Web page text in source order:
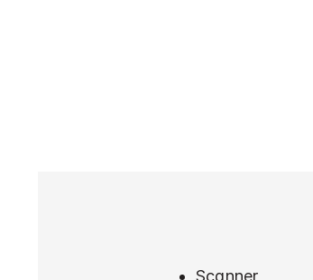
Scanner